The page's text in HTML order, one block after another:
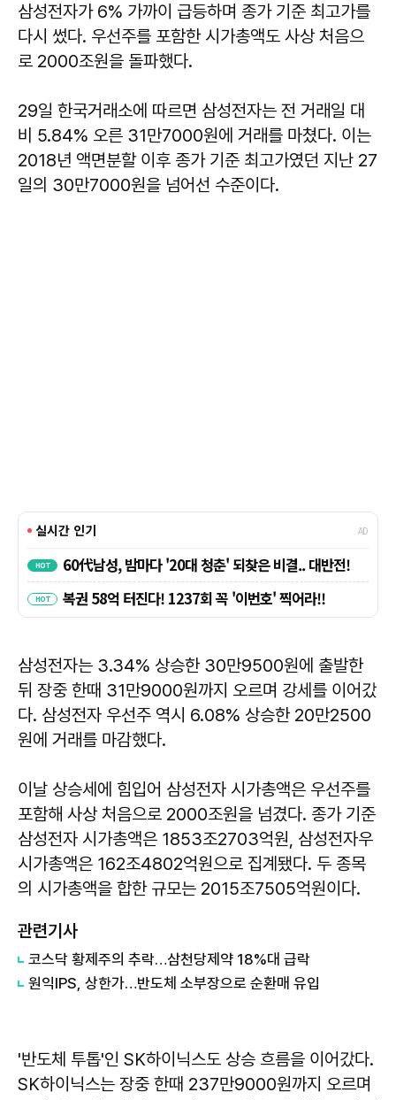
삼성전자가 6% 가까이 급등하며 종가 기준 최고가를
다시 썼다. 우선주를 포함한 시가총액도 사상 처음으
로 2000조원을 돌파했다.
29일 한국거래소에 따르면 삼성전자는 전 거래일 대
비 5.84% 오른 31만7000원에 거래를 마쳤다. 이는
2018년 액면분할 이후 종가 기준 최고가였던 지난 27
일의 30만7000원을 넘어선 수준이다.
삼성전자는 3.34% 상승한 30만9500원에 출발한
뒤 장중 한때 31만9000원까지 오르며 강세를 이어갔
다. 삼성전자 우선주 역시 6.08% 상승한 20만2500
원에 거래를 마감했다.
이날 상승세에 힘입어 삼성전자 시가총액은 우선주를
포함해 사상 처음으로 2000조원을 넘겼다. 종가 기준
삼성전자 시가총액은 1853조2703억원, 삼성전자우
시가총액은 162조4802억원으로 집계됐다. 두 종목
의 시가총액을 합한 규모는 2015조7505억원이다.
관련기사
코스닥 황제주의 추락…삼천당제약 18%대 급락
원익IPS, 상한가…반도체 소부장으로 순환매 유입
'반도체 투톱'인 SK하이닉스도 상승 흐름을 이어갔다.
SK하이닉스는 장중 한때 237만9000원까지 오르며